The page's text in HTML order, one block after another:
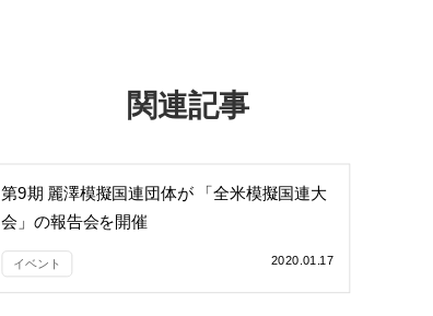
関連記事
第9期 麗澤模擬国連団体が 「全米模擬国連大
会」の報告会を開催
イベント 2020.01.17